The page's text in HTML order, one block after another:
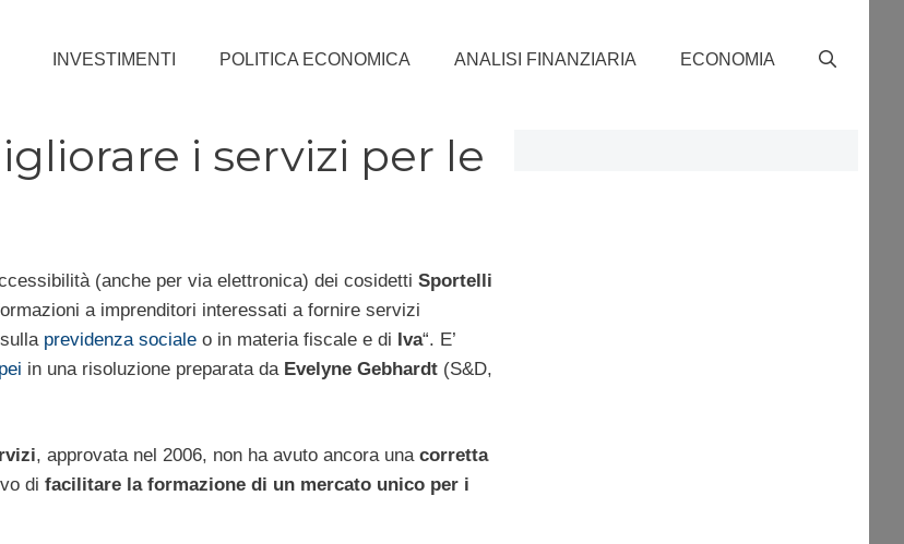
INVESTIMENTI POLITICA ECONOMICA ANALISI FINANZIARIA ECONOMIA
i servizi per le
(anche per via elettronica) dei cosidetti Sportelli
a imprenditori interessati a fornire servizi
previdenza sociale o in materia fiscale e di Iva“. E’
in una risoluzione preparata da Evelyne Gebhardt(S&D,
, approvata nel 2006, non ha avuto ancora una corretta
di facilitare la formazione di un mercato unico per i